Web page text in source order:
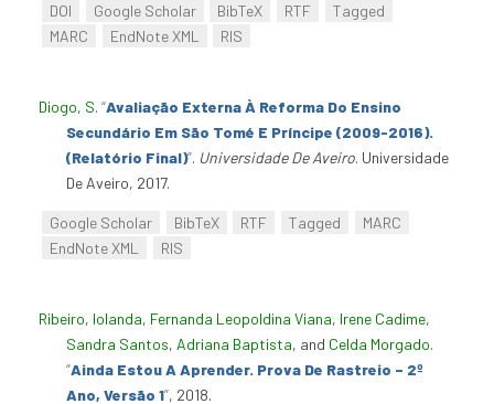
DOI Google Scholar BibTeX RTF
Tagged
MARC
EndNote XML RIS
Diogo, S. “Avaliação Externa À Reforma Do Ensino
Secundário Em São Tomé E Príncipe (2009-2016).
(Relatório Final)”. Universidade De Aveiro. Universidade
De Aveiro, 2017.
Google Scholar BibTeX RTF Tagged
MARC
EndNote XML
RIS
Ribeiro, Iolanda, Fernanda Leopoldina Viana, Irene Cadime,
Sandra Santos, Adriana Baptista, and Celda Morgado.
“Ainda Estou A Aprender. Prova De Rastreio – 2º
Ano, Versão 1”, 2018.